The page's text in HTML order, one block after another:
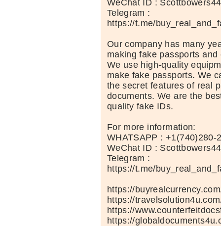
WeChat ID : Scottbowers44
Telegram :
https://t.me/
Our company has many
making fake passports
We use high-quality
make fake passports. We
the secret features of real
documents. We are the
quality fake IDs.
For more information:
WHATSAPP : +1(740)280-
WeChat ID : Scottbowers44
Telegram :
https://t.me/
https://
https://
https://
https://